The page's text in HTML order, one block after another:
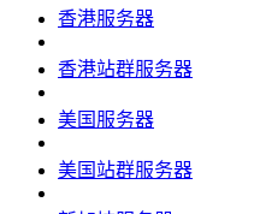
香港服务器
香港站群服务器
美国服务器
美国站群服务器